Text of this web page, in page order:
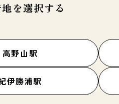
を選択する
高野山駅
伊勝浦駅